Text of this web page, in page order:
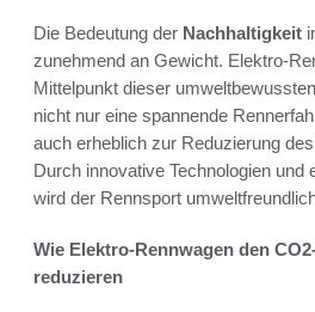
Die Bedeutung der Nachhaltigkeit
zunehmend an Gewicht. Elektro-
Mittelpunkt dieser
nicht nur eine spannende
auch erheblich zur Reduzierung
Durch innovative Technologien und
wird der Rennsport
Wie Elektro-Rennwagen den
reduzieren